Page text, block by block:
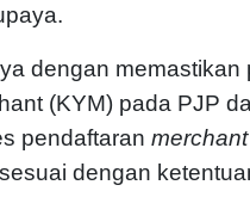
dengan memastikan
(KYM) pada PJP
pendaftaran merchant
dengan